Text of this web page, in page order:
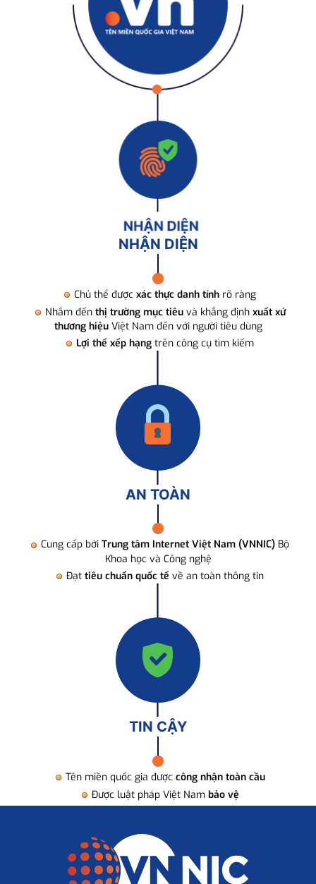
NHẬN DIỆN
Chủ thể được xác thực danh tính rõ ràng
Nhắm đến thị trường mục tiêuvà khẳng định xuất xứ
thương hiệuViệt Nam đến với người tiêu dùng
Lợi thế xếp hạng trên công cụ tìm kiếm
AN TOÀN
Cung cấp bởi Trung tâm Internet Việt Nam (VNNIC) Bộ
Khoa học và Công nghệ
Đạt tiêu chuẩn quốc tế về an toàn thông tin
TIN CẬY
Tên miền quốc gia được công nhận toàn cầu
Được luật pháp Việt Nam bảo vệ